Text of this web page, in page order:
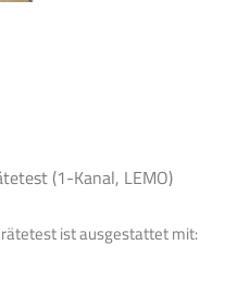
(1-Kanal, LEMO)
ist ausgestattet mit: